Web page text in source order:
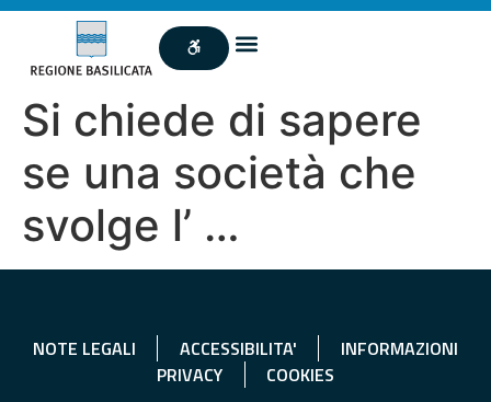
Si chiede di sapere
se una società che
svolge l’ …
NOTE LEGALI ACCESSIBILITA'
INFORMAZIONI
PRIVACY
COOKIES